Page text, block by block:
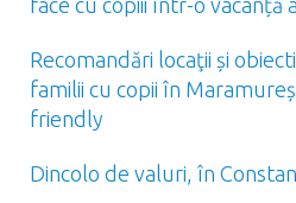
Recomandări locaţii și
familii cu copii în
friendly
Dincolo de valuri, în